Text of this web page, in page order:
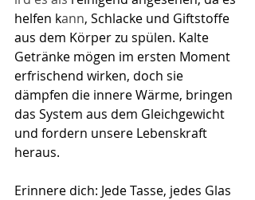
helfen k​ann, Schlacke und Giftstoffe
aus dem Körper zu spülen. Kalte
Getränke mögen im ersten Moment
erfrischend wirken, doch sie
dämpfen die innere Wärme, bringen
das System aus dem Gleichgewicht
und fordern unsere Lebenskraft
heraus.
Erinnere dich: Jede Tasse, jedes Glas